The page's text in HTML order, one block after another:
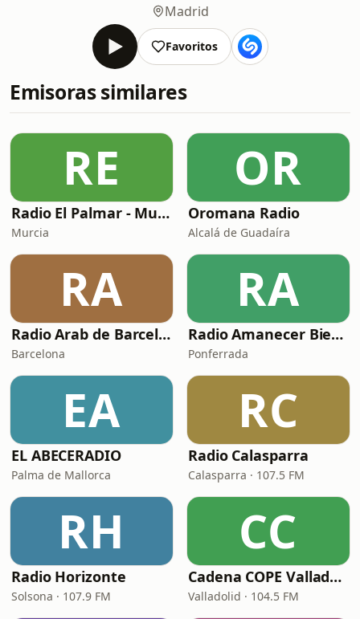
Madrid
Favoritos
Emisoras similares
RE
Radio El Palmar - Murcia
Murcia
OR
Oromana Radio
Alcalá de Guadaíra
RA
Radio Arab de Barcelona
Barcelona
RA
Radio Amanecer Bierzo
Ponferrada
EA
EL ABECERADIO
Palma de Mallorca
RC
Radio Calasparra
Calasparra · 107.5 FM
RH
Radio Horizonte
Solsona · 107.9 FM
CC
Cadena COPE Valladolid 104.5
Valladolid · 104.5 FM